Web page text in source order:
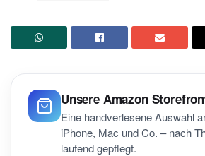
Unsere Amazon
Eine handverlesene Auswahl
iPhone, Mac und Co. – nach
laufend gepflegt.